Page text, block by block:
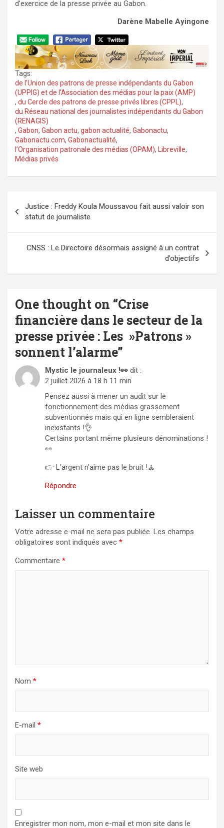
d’exercice de la presse privée au Gabon.
Darène Mabelle Ayingone
Tags:
de l’Union des patrons de presse indépendants du Gabon
(UPPIG) et de l’Association des médias pour la paix (AMP)
, du Cercle des patrons de presse privés libres (CPPL),
du Réseau national des journalistes indépendants du Gabon
(RENAGIS)
, Gabon, Gabon actu, gabon actualité, Gabonactu,
Gabonactu.com, Gabonactualité,
l’Organisation patronale des médias (OPAM), Libreville,
Médias privés
de
l’article
Justice : Freddy Koula Moussavou fait aussi valoir son
statut de journaliste
CNSS : Le Directoire désormais assigné à un contrat
d’objectifs
One thought on “Crise
financière dans le secteur de la
presse privée : Les »Patrons »
sonnent l’alarme”
Mystic le journaleux !👀 dit :
2 juillet 2026 à 18 h 11 min
Pensez aussi à mener un audit sur le
fonctionnement des médias grassement
subventionnés mais qui en ligne sembleraient
inexistants !👌
Certains portant même plusieurs dénominations !
👀
👉 L’argent n’aime pas le bruit !🧘
Répondre
Laisser un commentaire
Votre adresse e-mail ne sera pas publiée. Les champs
obligatoires sont indiqués avec *
Commentaire *
Nom *
E-mail *
Site web
Enregistrer mon nom, mon e-mail et mon site dans le